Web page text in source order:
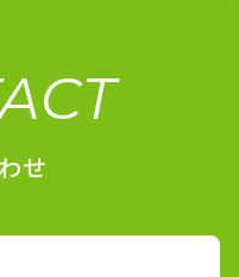
せ